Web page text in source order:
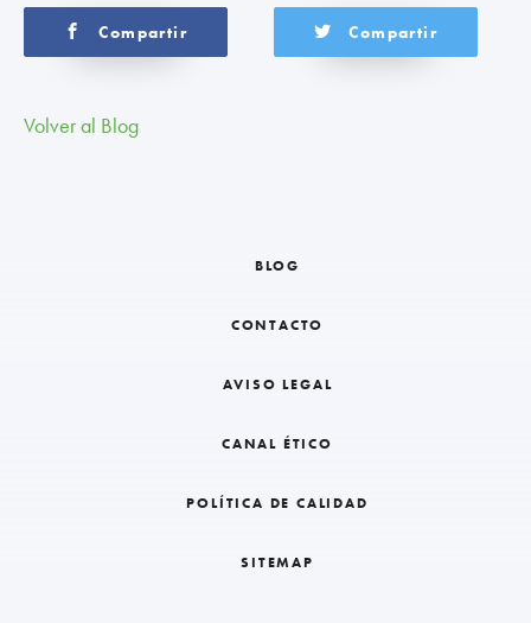
Compartir Compartir
Volver al Blog
BLOG
CONTACTO
AVISO LEGAL
CANAL ÉTICO
POLÍTICA DE CALIDAD
SITEMAP